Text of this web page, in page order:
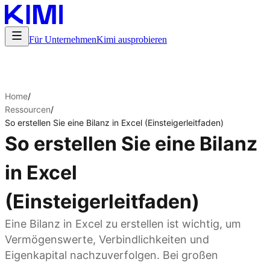
Für UnternehmenKimi ausprobieren
Home/
Ressourcen/
So erstellen Sie eine Bilanz in Excel (Einsteigerleitfaden)
So erstellen Sie eine Bilanz
in Excel
(Einsteigerleitfaden)
Eine Bilanz in Excel zu erstellen ist wichtig, um
Vermögenswerte, Verbindlichkeiten und
Eigenkapital nachzuverfolgen. Bei großen